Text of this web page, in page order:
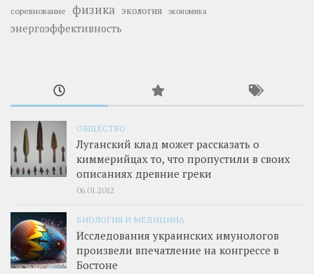
соревнование физика экология экономика
энергоэффективность
ОБЩЕСТВО
Луганский клад может рассказать о
киммерийцах то, что пропустили в своих
описаниях древние греки
06.01.2012
БИОЛОГИЯ И МЕДИЦИНА
Исследования украинских имунологов
произвели впечатление на конгрессе в
Бостоне